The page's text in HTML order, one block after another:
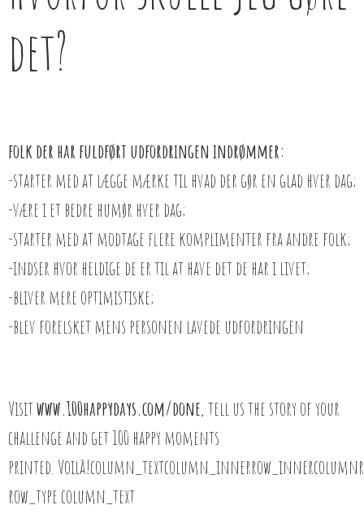
det?
folk der har fuldført udfordringen indrømmer:
-starter med at lægge mærke til hvad der gør en glad hver dag;
-være i et bedre humør hver dag;
-starter med at modtage flere komplimenter fra andre folk;
-indser hvor heldige de er til at have det de har i livet;
-bliver mere optimistiske;
-blev forelsket mens personen lavede udfordringen
Visitwww.100happydays.com/done, tell us the story of your
challenge and get 100 happy moments
printed.
row_type column_text